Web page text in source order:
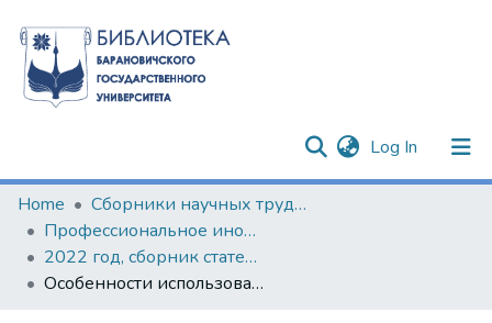
Log In (current)
Communities & Collections
All of DSpace
Statistics
Home
Сборники научных трудов
Профессиональное иноязычное образование в контексте инноваций XXI века
2022 год, сборник статей по результатам II Научно-практического семинара с международным участием
Особенности использования синквейна на занятиях по иностранному языку в учреждении высшего образования